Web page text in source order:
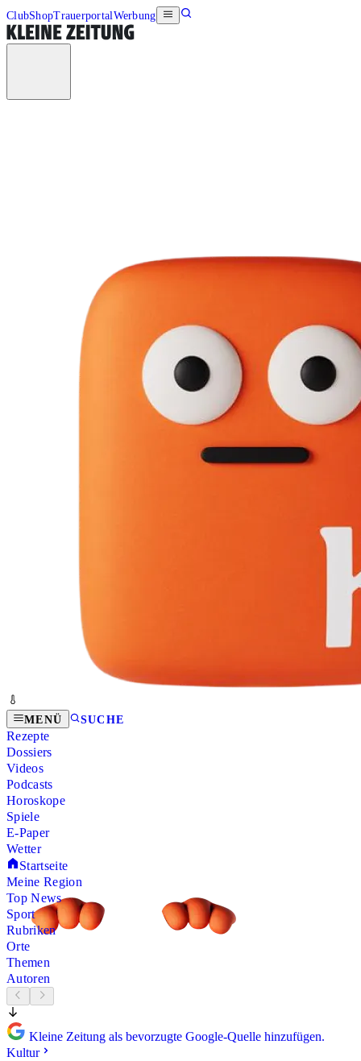
ClubShopTrauerportalWerbung
MENÜ SUCHE
Rezepte
Dossiers
Videos
Podcasts
Horoskope
Spiele
E-Paper
Wetter
Startseite
Meine Region
Top News
Sport
Rubriken
Orte
Themen
Autoren
Kleine Zeitung als bevorzugte Google-Quelle hinzufügen.
Kultur